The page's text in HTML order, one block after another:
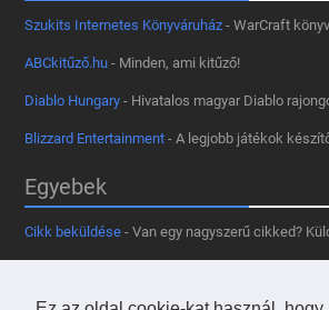
Szukits Internetes Könyváruház - WarCraft
ABCkitűző.hu - Minden, ami kitűző!
Diablo Hungary - Hivatalos magyar Diablo
Blizzard Entertainment - A legjobb játékok
Egyebek
Cikk beküldése - Van egy nagyszerű cikked?
- Tetszik az oldal? Segíts,